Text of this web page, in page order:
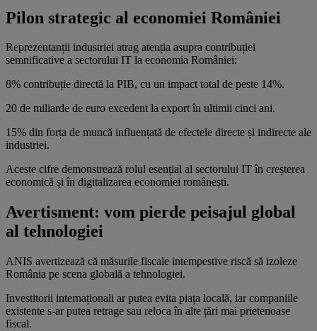
Pilon strategic al economiei României
Reprezentanții industriei atrag atenția asupra contribuției
semnificative a sectorului IT la economia României:
8% contribuție directă la PIB, cu un impact total de peste 14%.
20 de miliarde de euro excedent la export în ultimii cinci ani.
15% din forța de muncă influențată de efectele directe și indirecte ale
industriei.
Aceste cifre demonstrează rolul esențial al sectorului IT în creșterea
economică și în digitalizarea economiei românești.
Avertisment: vom pierde peisajul global
al tehnologiei
ANIS avertizează că măsurile fiscale intempestive riscă să izoleze
România pe scena globală a tehnologiei.
Investitorii internaționali ar putea evita piața locală, iar companiile
existente s-ar putea retrage sau reloca în alte țări mai prietenoase
fiscal.